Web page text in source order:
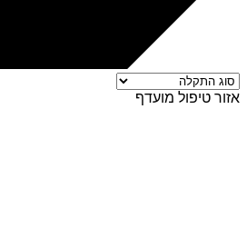
אזור טיפול מועדף